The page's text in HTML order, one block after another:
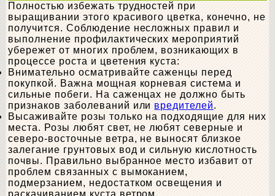
Полностью избежать трудностей при
выращивании этого красивого цветка, конечно, не
получится. Соблюдение несложных правил и
выполнение профилактических мероприятий
убережет от многих проблем, возникающих в
процессе роста и цветения куста:
Внимательно осматривайте саженцы перед
покупкой. Важна мощная корневая система и
сильные побеги. На саженцах не должно быть
признаков заболеваний или вредителей.
Высаживайте розы только на подходящие для них
места. Розы любят свет, не любят северные и
северо-восточные ветра, не выносят близкое
залегание грунтовых вод и сильную кислотность
почвы. Правильно выбранное место избавит от
проблем связанных с вымоканием,
подмерзанием, недостатком освещения и
раскачиванием куста ветром.